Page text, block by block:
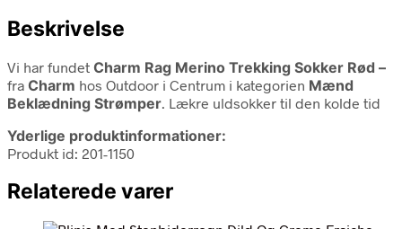
Beskrivelse
Vi har fundet Charm Rag Merino Trekking Sokker Rød –
fra Charm hos Outdoor i Centrum i kategorien Mænd
Beklædning Strømper. Lækre uldsokker til den kolde tid
Yderlige produktinformationer:
Produkt id: 201-1150
Relaterede varer